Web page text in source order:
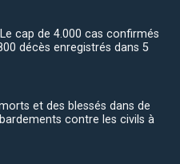
Le cap de 4.000 cas confirmés
décès enregistrés dans 5
et des blessés dans de
contre les civils à